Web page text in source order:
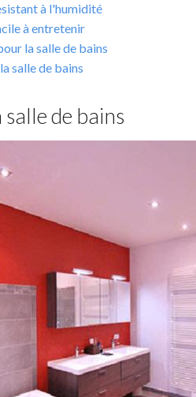
à l'humidité
à entretenir
la salle de bains
salle de bains
de bains